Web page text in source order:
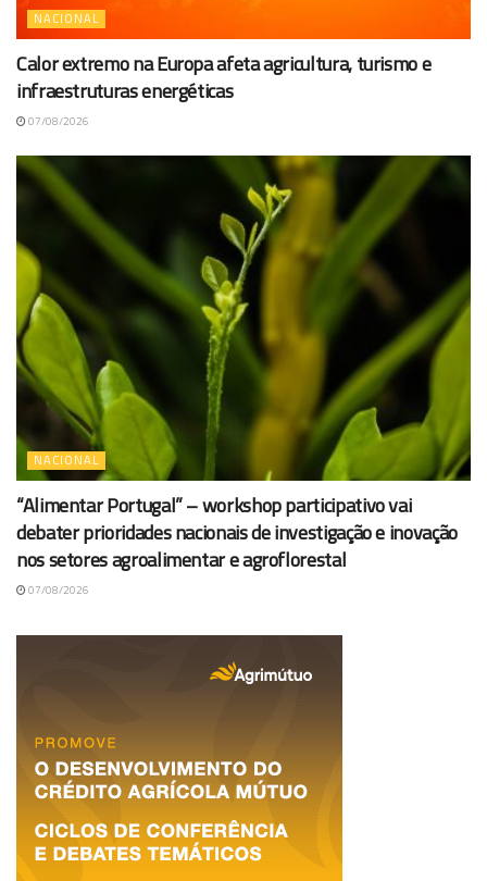
NACIONAL
Calor extremo na Europa afeta agricultura, turismo e
infraestruturas energéticas
07/08/2026
NACIONAL
“Alimentar Portugal” – workshop participativo vai
debater prioridades nacionais de investigação e inovação
nos setores agroalimentar e agroflorestal
07/08/2026